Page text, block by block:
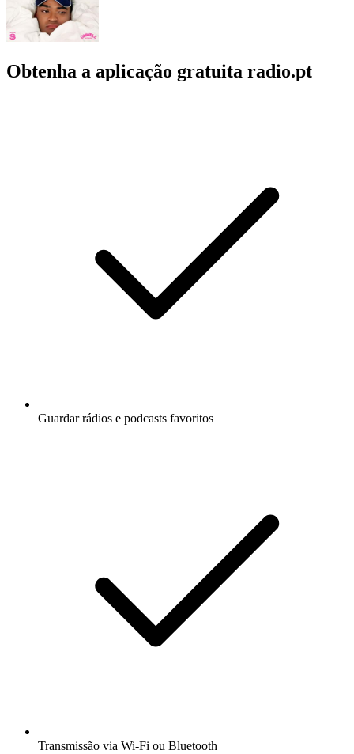
Obtenha a aplicação gratuita radio.pt
Guardar rádios e podcasts favoritos
Transmissão via Wi-Fi ou Bluetooth